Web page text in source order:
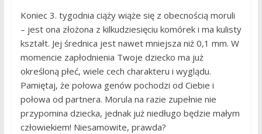
Koniec 3. tygodnia ciąży wiąże się z obecnością moruli
– jest ona złożona z kilkudziesięciu komórek i ma kulisty
kształt. Jej średnica jest nawet mniejsza niż 0,1 mm. W
momencie zapłodnienia Twoje dziecko ma już
określoną płeć, wiele cech charakteru i wyglądu.
Pamiętaj, że połowa genów pochodzi od Ciebie i
połowa od partnera. Morula na razie zupełnie nie
przypomina dziecka, jednak już niedługo będzie małym
człowiekiem! Niesamowite, prawda?